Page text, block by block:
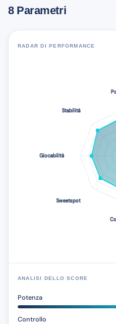
8 Parametri
RADAR DI PERFORMANCE
ANALISI DELLO SCORE
Potenza
Controllo